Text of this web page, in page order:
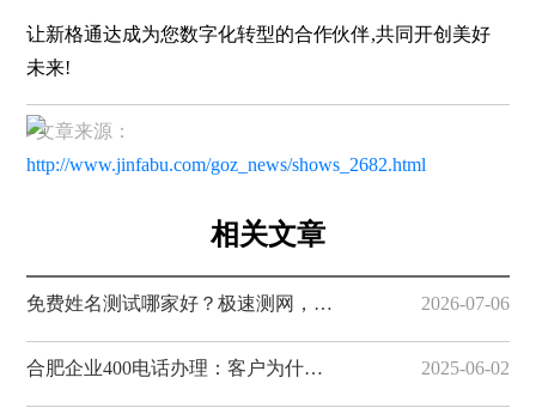
让新格通达成为您数字化转型的合作伙伴,共同开创美好
未来!
▸文章来源：
http://www.jinfabu.com/goz_news/shows_2682.html
相关文章
免费姓名测试哪家好？极速测网，一键解锁姓名隐藏寓意 2026-07-06
合肥企业400电话办理：客户为什么更愿意拨打400电话 2025-06-02